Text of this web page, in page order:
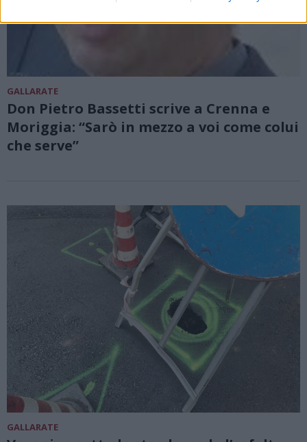
GALLARATE
Don Pietro Bassetti scrive a Crenna e
Moriggia: “Sarò in mezzo a voi come colui
che serve”
GALLARATE